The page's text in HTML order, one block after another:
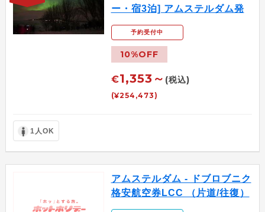
ー・宿3泊] アムステルダム発
予約受付中
10%OFF
€1,353～ (税込)
(¥254,473)
1人OK
アムステルダム - ドブロブニク
格安航空券LCC （片道/往復）